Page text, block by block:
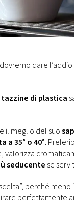
dare l’addio
tazzine di plastica
il meglio del suo
a 35° o 40°.
seducente se
perché
perfettamente